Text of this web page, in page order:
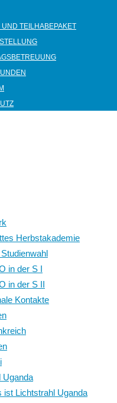
UND TEILHABEPAKET
Herbstakademie
in der S I
in der S II
Kontakte
Uganda
ist Lichtstrahl Uganda